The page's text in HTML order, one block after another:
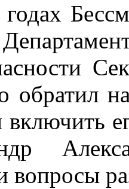
включить
вопросы